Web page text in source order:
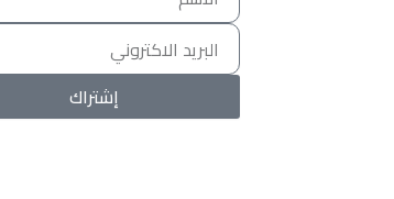
Email
إشتراك
جروب فيسبوك